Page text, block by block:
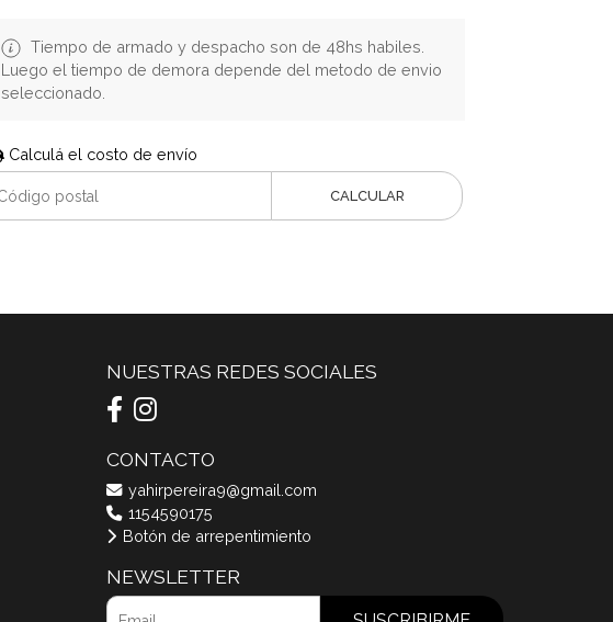
Tiempo de armado y despacho son de 48hs habiles.
Luego el tiempo de demora depende del metodo de envio
seleccionado.
Calculá el costo de envío
CALCULAR
NUESTRAS REDES SOCIALES
CONTACTO
yahirpereira9@gmail.com
1154590175
Botón de arrepentimiento
NEWSLETTER